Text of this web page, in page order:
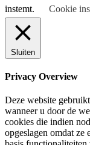
instemt.
Cookie
Sluiten
Privacy Overview
Deze website
wanneer u door de
cookies die indien
opgeslagen omdat ze